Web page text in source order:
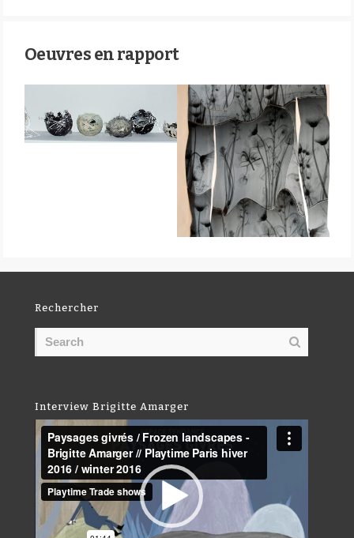
Oeuvres en rapport
Rechercher
Interview Brigitte Amarger
Lecteur
vidéo